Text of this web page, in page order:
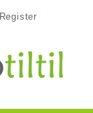
Register